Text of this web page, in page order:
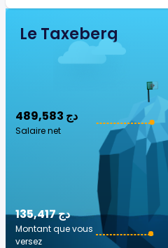
Le Taxeberg
489,583 دج
Salaire net
135,417 دج
Montant que vous
versez